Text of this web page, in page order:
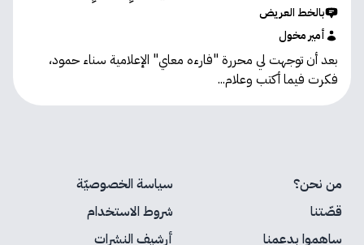
بالخط العريض
أمير مخول
بعد أن توجهت لي محررة "فارءه معاي" الإعلامية سناء حمود،
فكرت فيما أكتب وعلام...
من نحن؟
سياسة الخصوصيّة
قصّتنا
شروط الاستخدام
ساهموا بدعمنا
أرشيف النشرات